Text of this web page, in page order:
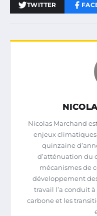
TWITTER
Nicolas Marchand
enjeux
quinzaine
d’atténuation du
mécanismes de
développement
travail l’a conduit
carbone et les